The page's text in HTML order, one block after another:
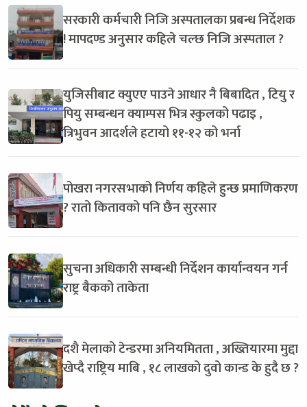
सरकारी कर्मचारी निजि अस्पतालका प्रबन्ध निर्देशक
! मापदण्ड अनुसार कहिले चल्छ निजि अस्पताल ?
युजिसीबाट क्युएए पाउने आधार नै बिबादित , टियु र
पियु सम्बन्धन क्याम्पस भित्र स्कुलको पढाइ ,
त्रिभुवन आदर्शले हटायो ११-१२ को भर्ना
पोखरा नगरसभाको निर्णय कहिले हुन्छ प्रमाणिकरण
? रातो कितावको पनि छैन सुरसार
सुचना अधिकारी सम्बन्धी निर्देशन कार्यान्वयन गर्न
राष्ट्र बैकको ताकेता
दशै मेलाको टेन्डरमा अनियमितता , अख्तियारमा मुद्दा
खेप्दै राष्ट्रिय माबि , १८ लाखको दुवो कान्ड के हुदै छ ?